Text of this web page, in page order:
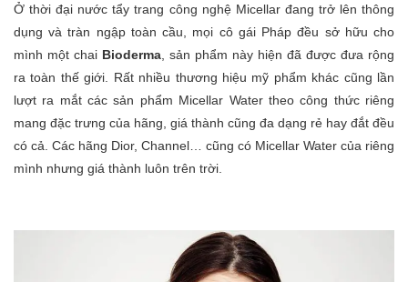
Ở thời đại nước tẩy trang công nghệ Micellar đang trở lên thông
dụng và tràn ngập toàn cầu, mọi cô gái Pháp đều sở hữu cho
mình một chai Bioderma , sản phẩm này hiện đã được đưa rộng
ra toàn thế giới. Rất nhiều thương hiệu mỹ phẩm khác cũng lần
lượt ra mắt các sản phẩm Micellar Water theo công thức riêng
mang đặc trưng của hãng, giá thành cũng đa dạng rẻ hay đắt đều
có cả. Các hãng Dior, Channel… cũng có Micellar Water của riêng
mình nhưng giá thành luôn trên trời.